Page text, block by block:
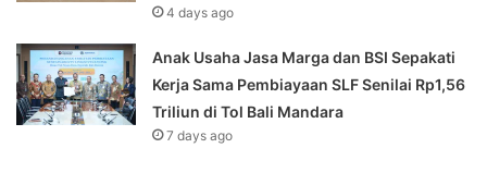
4 days ago
Anak Usaha Jasa Marga dan BSI Sepakati
Kerja Sama Pembiayaan SLF ‎Senilai Rp1,56
Triliun di Tol Bali Mandara‎‎
7 days ago